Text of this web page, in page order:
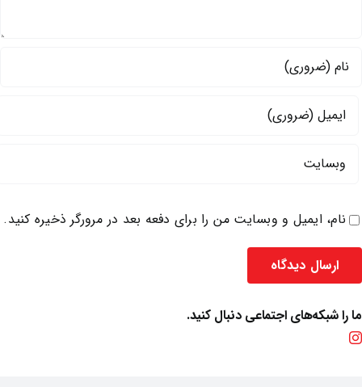
نام، ایمیل و وبسایت من را برای دفعه بعد در مرورگر ذخیره کنید.
ما را شبکه‌های اجتماعی دنبال کنید.